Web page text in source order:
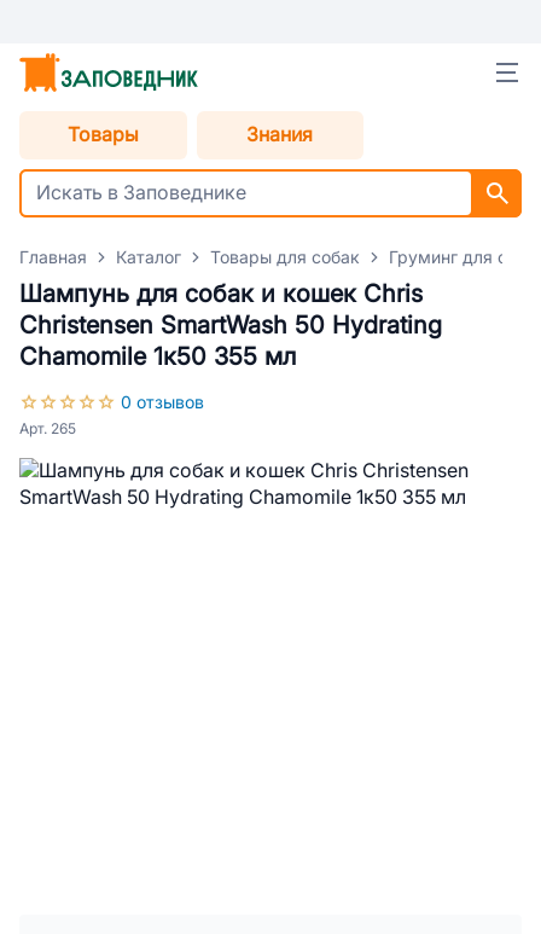
Товары Знания
Главная Каталог Товары для собак Груминг для
Шампунь для собак и кошек Chris
Christensen SmartWash 50 Hydrating
Chamomile 1к50 355 мл
0 отзывов
Арт. 265